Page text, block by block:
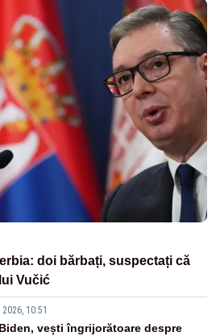
doi bărbați, suspectați că
Vučić
10:51
vești îngrijorătoare despre